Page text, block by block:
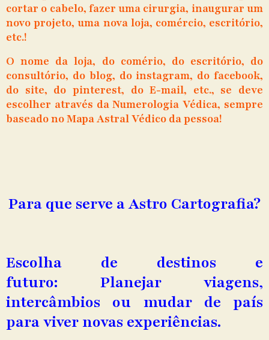
cortar o cabelo, fazer uma cirurgia, inaugurar um
novo projeto, uma nova loja, comércio, escritório,
etc.!
O nome da loja, do comério, do escritório, do
consultório, do blog, do instagram, do facebook,
do site, do pinterest, do E-mail, etc., se deve
escolher através da Numerologia Védica, sempre
baseado no Mapa Astral Védico da pessoa!
Para que serve a Astro Cartografia?
Escolha de destinos e
futuro: Planejar viagens,
intercâmbios ou mudar de país
para viver novas experiências.